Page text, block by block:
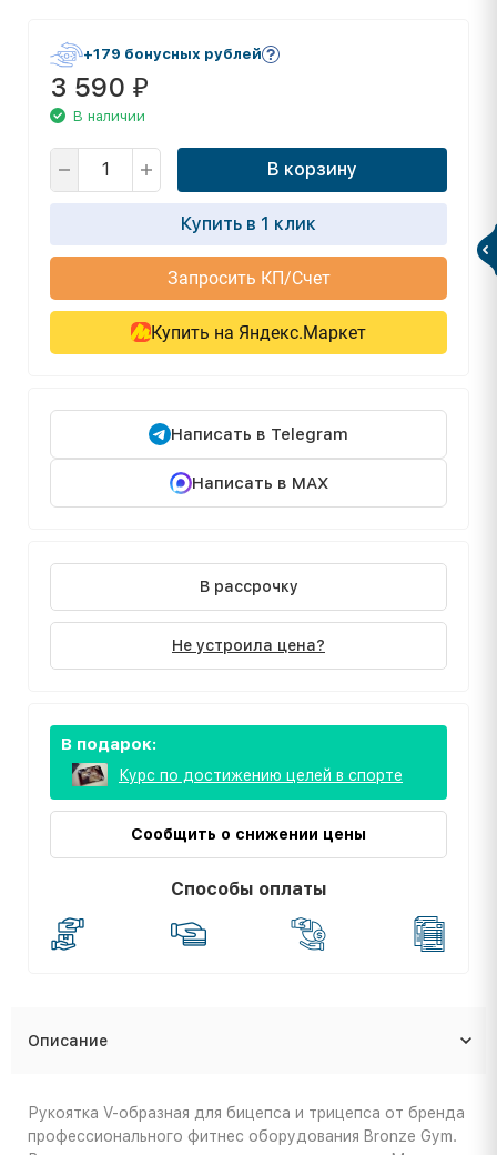
+179 бонусных рублей
3 590 ₽
В наличии
В корзину
Купить в 1 клик
Запросить КП/Счет
Купить на Яндекс.Маркет
Написать в Telegram
Написать в MAX
В рассрочку
Не устроила цена?
В подарок:
Курс по достижению целей в спорте
Сообщить о снижении цены
Способы оплаты
Описание
Рукоятка V-образная для бицепса и трицепса от бренда
профессионального фитнес оборудования Bronze Gym.